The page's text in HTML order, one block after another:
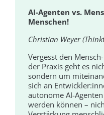
AI-Agenten vs.
Menschen!
Christian Weyer
Vergesst den
der Praxis geht es
sondern um
sich an
autonome AI-
werden können –